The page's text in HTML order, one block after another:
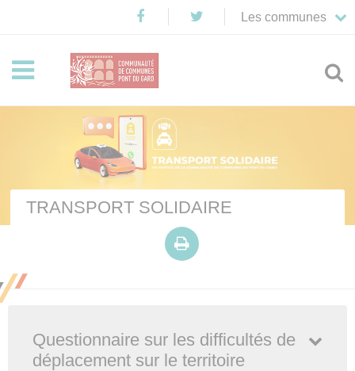
Les communes
 
TRANSPORT SOLIDAIRE

Questionnaire sur les difficultés de
déplacement sur le territoire